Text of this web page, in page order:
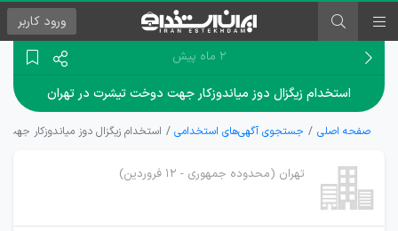
ورود کاربر
۲ ماه پیش
استخدام زیگزال دوز میاندوزکار جهت دوخت تیشرت در تهران
صفحه اصلی جستجوی آگهی‌های استخدامی استخدام زیگزال دوز میاندوزکار
تهران (محدوده جمهوری - 12 فروردین)